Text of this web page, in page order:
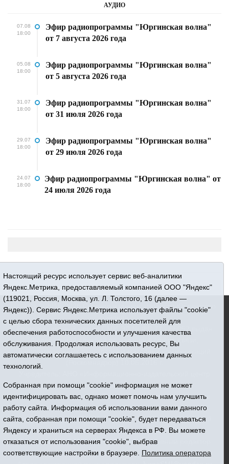
АУДИО
07.08
18:00
Эфир радиопрограммы "Юргинская волна"
от 7 августа 2026 года
05.08
18:00
Эфир радиопрограммы "Юргинская волна"
от 5 августа 2026 года
31.07
18:00
Эфир радиопрограммы "Юргинская волна"
от 31 июля 2026 года
29.07
18:00
Эфир радиопрограммы "Юргинская волна"
от 29 июля 2026 года
24.07
18:00
Эфир радиопрограммы "Юргинская волна" от
24 июля 2026 года
16+ © 2015-2026 Сетевое издание «Новости Юргинского
Регистрационный номер СМИ ЭЛ № ФС 77 - 66052 выдан
Федеральной службой по надзору в сфере связи,
«Призыв»
Все права защищены © При использовании материалов
ссылка обязательна
Адрес редакции: 627250, Тюменская область, Юргинский
район, с. Юргинское, ул. Центральная, 49
Телефон: 8(34543)2-46-89. Директор - главный редактор
Галина Васильевна Ниязова
Настоящий ресурс использует сервис веб-аналитики
Яндекс.Метрика, предоставляемый компанией ООО "Яндекс"
(119021, Россия, Москва, ул. Л. Толстого, 16 (далее —
Яндекс)). Сервис Яндекс.Метрика использует файлы "cookie"
с целью сбора технических данных посетителей для
обеспечения работоспособности и улучшения качества
обслуживания. Продолжая использовать ресурс, Вы
автоматически соглашаетесь с использованием данных
технологий.
Собранная при помощи "cookie" информация не может
идентифицировать вас, однако может помочь нам улучшить
работу сайта. Информация об использовании вами данного
сайта, собранная при помощи "cookie", будет передаваться
Яндексу и храниться на серверах Яндекса в РФ. Вы можете
отказаться от использования "cookie", выбрав
соответствующие настройки в браузере. Политика оператора